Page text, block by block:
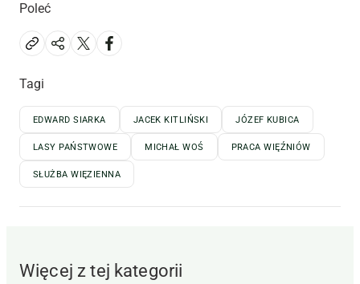
Poleć
Tagi
EDWARD SIARKA JACEK KITLIŃSKI JÓZEF KUBICA
LASY PAŃSTWOWE MICHAŁ WOŚ PRACA WIĘŹNIÓW
SŁUŻBA WIĘZIENNA
Więcej z tej kategorii